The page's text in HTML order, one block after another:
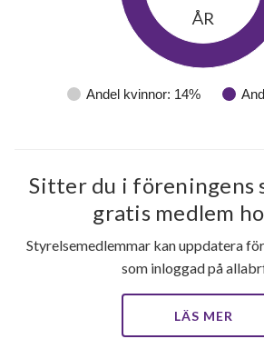
Andel kvinnor: 14%
ÅR
Sitter du i föreningens
gratis medlem
Styrelsemedlemmar kan uppdatera
som inloggad på
LÄS MER